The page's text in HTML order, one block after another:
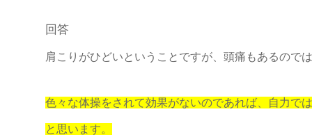
回答
肩こりがひどいということですが、頭痛もあるので
色々な体操をされて効果がないのであれば、自力で
と思います。